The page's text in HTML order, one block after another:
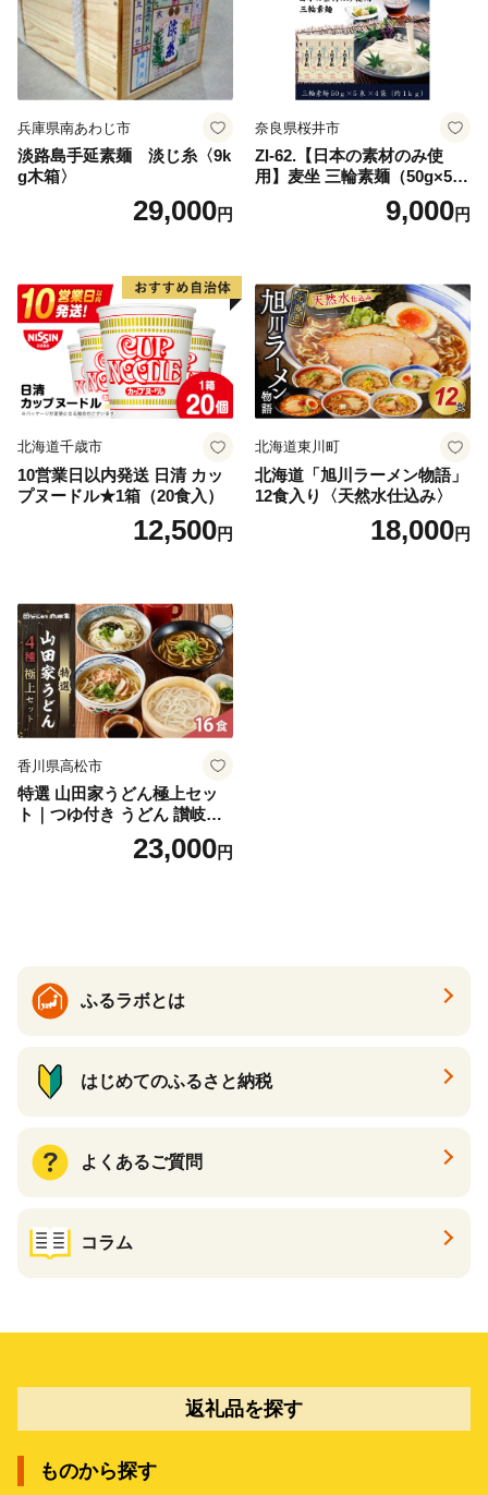
兵庫県南あわじ市
淡路島手延素麺 淡じ糸〈9k
g木箱〉
29,000円
奈良県桜井市
ZI-62.【日本の素材のみ使
用】麦坐 三輪素麺（50g×5束
9,000円
北海道千歳市
10営業日以内発送 日清 カッ
プヌードル★1箱（20食入）
12,500円
北海道東川町
北海道「旭川ラーメン物語」
12食入り〈天然水仕込み〉
18,000円
香川県高松市
特選 山田家うどん極上セッ
ト｜つゆ付き うどん 讃岐う
どん さぬきうどん 生麵 うど
んセット カレーうどん 生う
23,000円
ふるラボとは
はじめてのふるさと納税
よくあるご質問
コラム
返礼品を探す
ものから探す